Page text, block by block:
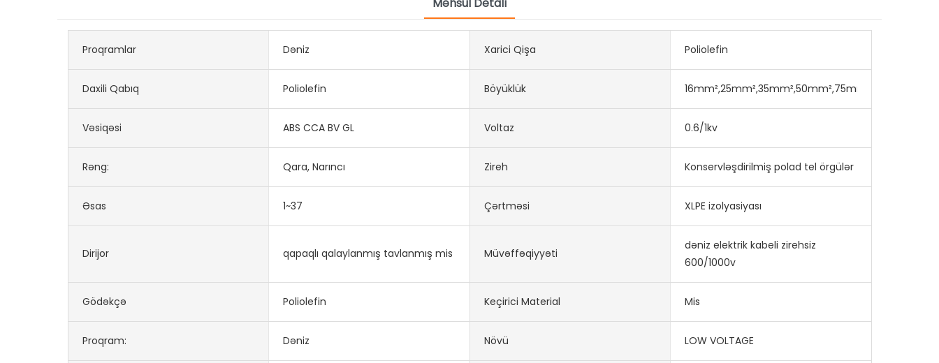
Proqramlar Dəniz Xarici Qişa Poliolefin
Daxili Qabıq Poliolefin Böyüklük 16mm²,25mm²,35mm²,50mm²,75mm²
Vəsiqəsi ABS CCA BV GL Voltaz 0.6/1kv
Rəng: Qara, Narıncı Zireh Konservləşdirilmiş polad tel örgülər
Əsas 1~37 Çərtməsi XLPE izolyasiyası
Dirijor qapaqlı qalaylanmış tavlanmış mis Müvəffəqiyyəti
dəniz elektrik kabeli zirehsiz
600/1000v
Gödəkçə Poliolefin Keçirici Material Mis
Proqram: Dəniz Növü LOW VOLTAGE